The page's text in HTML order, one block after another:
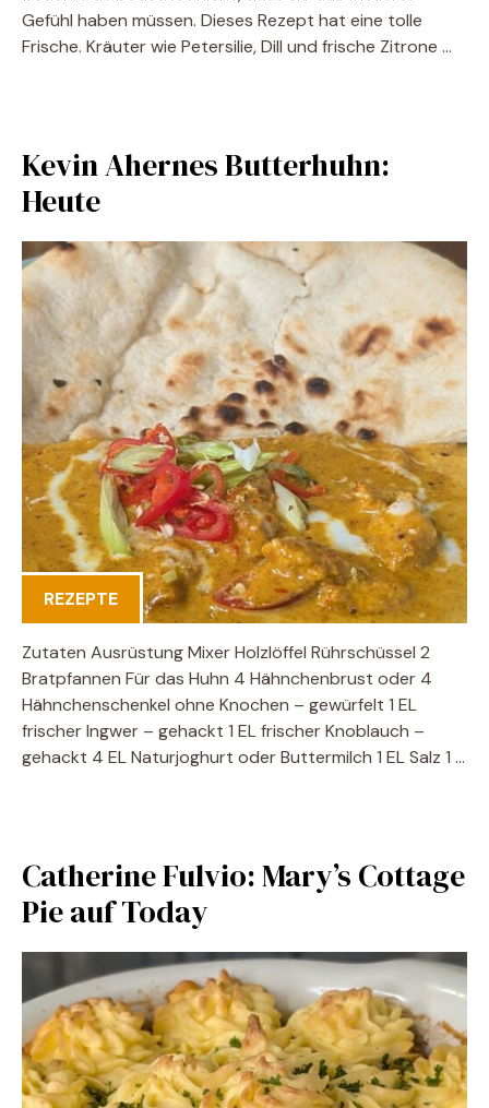
Gefühl haben müssen. Dieses Rezept hat eine tolle
Frische. Kräuter wie Petersilie, Dill und frische Zitrone …
Kevin Ahernes Butterhuhn:
Heute
REZEPTE
Zutaten Ausrüstung Mixer Holzlöffel Rührschüssel 2
Bratpfannen Für das Huhn 4 Hähnchenbrust oder 4
Hähnchenschenkel ohne Knochen – gewürfelt 1 EL
frischer Ingwer – gehackt 1 EL frischer Knoblauch –
gehackt 4 EL Naturjoghurt oder Buttermilch 1 EL Salz 1 …
Catherine Fulvio: Mary’s Cottage
Pie auf Today